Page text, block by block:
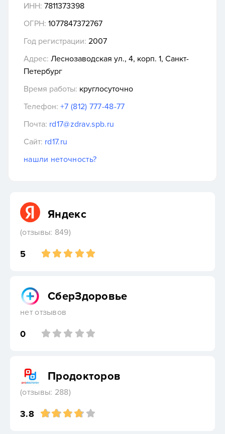
ИНН: 7811373398
ОГРН: 1077847372767
Год регистрации: 2007
Адрес: Леснозаводская ул., 4, корп. 1, Санкт-
Петербург
Время работы: круглосуточно
Телефон: +7 (812) 777-48-77
Почта: rd17@zdrav.spb.ru
Сайт: rd17.ru
нашли неточность?
Яндекс
(отзывы: 849)
5
СберЗдоровье
нет отзывов
0
Продокторов
(отзывы: 288)
3.8